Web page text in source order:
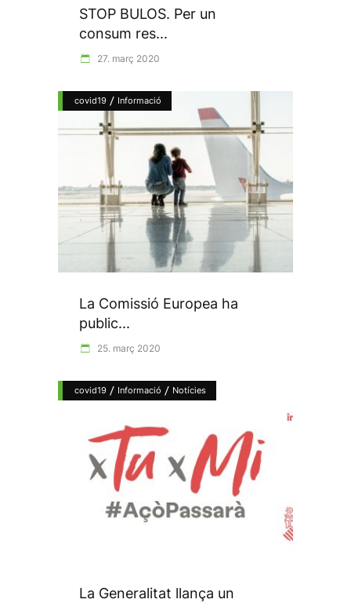
STOP BULOS. Per un
consum res...
27. març 2020
covid19 / Informació
La Comissió Europea ha
public...
25. març 2020
covid19 / Informació / Notícies
La Generalitat llança un